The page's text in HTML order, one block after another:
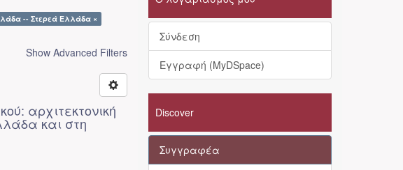
-- Στερεά Ελλάδα ×
Show Advanced Filters
αρχιτεκτονική
και στη
Σύνδεση
Εγγραφή (MyDSpace)
Discover
Συγγραφέα